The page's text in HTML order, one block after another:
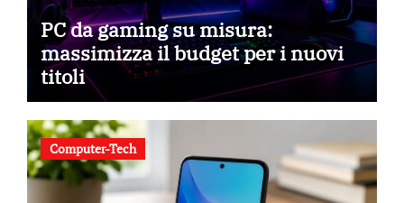
PC da gaming su misura:
massimizza il budget per i nuovi
titoli
Computer-Tech